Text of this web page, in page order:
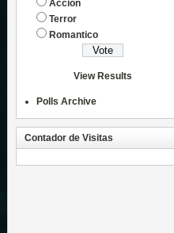
Acción
Terror
Romantico
View Results
Polls Archive
Contador de Visitas